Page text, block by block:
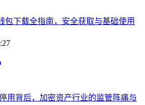
包下载全指南，安全获取与基础使用
用背后，加密资产行业的监管阵痛与